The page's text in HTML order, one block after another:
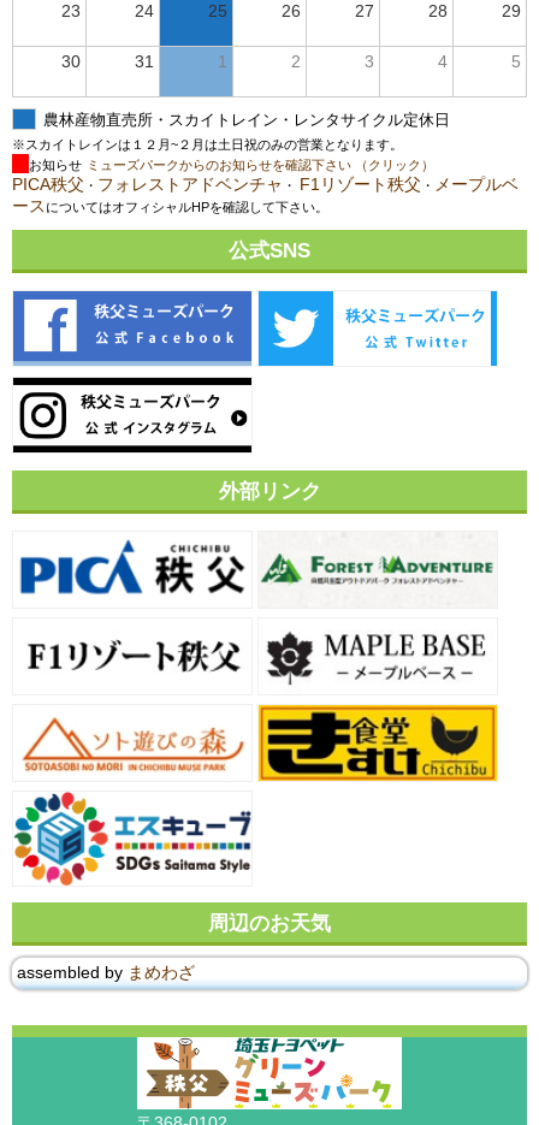
23 24 25 26 27 28 29
30 31 1 2 3 4 5
農林産物直売所・スカイトレイン・レンタサイクル定休日
※スカイトレインは１２月~２月は土日祝のみの営業となります。
お知らせ ミューズパークからのお知らせを確認下さい （クリック）
PICA秩父 ・ フォレストアドベンチャ ・ F1リゾート秩父 ・ メープルベ
ース についてはオフィシャルHPを確認して下さい。
公式SNS
外部リンク
周辺のお天気
assembled by まめわざ